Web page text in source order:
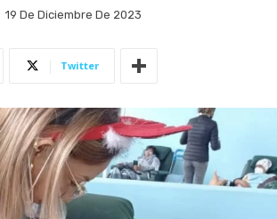
19 De Diciembre De 2023
Twitter